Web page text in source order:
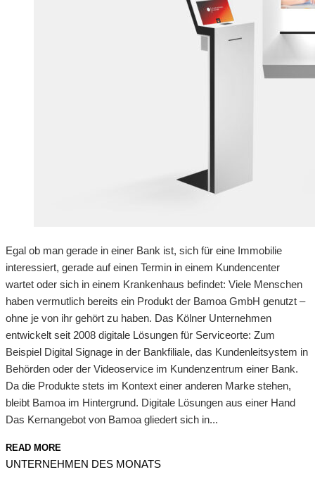
Egal ob man gerade in einer Bank ist, sich für eine Immobilie
interessiert, gerade auf einen Termin in einem Kundencenter
wartet oder sich in einem Krankenhaus befindet: Viele Menschen
haben vermutlich bereits ein Produkt der Bamoa GmbH genutzt –
ohne je von ihr gehört zu haben. Das Kölner Unternehmen
entwickelt seit 2008 digitale Lösungen für Serviceorte: Zum
Beispiel Digital Signage in der Bankfiliale, das Kundenleitsystem in
Behörden oder der Videoservice im Kundenzentrum einer Bank.
Da die Produkte stets im Kontext einer anderen Marke stehen,
bleibt Bamoa im Hintergrund. Digitale Lösungen aus einer Hand
Das Kernangebot von Bamoa gliedert sich in...
READ MORE
UNTERNEHMEN DES MONATS